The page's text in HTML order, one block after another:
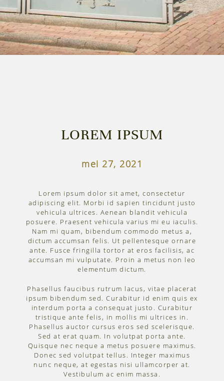
LOREM IPSUM
mei 27, 2021
Lorem ipsum dolor sit amet, consectetur
adipiscing elit. Morbi id sapien tincidunt justo
vehicula ultrices. Aenean blandit vehicula
posuere. Praesent vehicula varius mi eu iaculis.
Nam mi quam, bibendum commodo metus a,
dictum accumsan felis. Ut pellentesque ornare
ante. Fusce fringilla tortor at eros facilisis, ac
accumsan mi vulputate. Proin a metus non leo
elementum dictum.
Phasellus faucibus rutrum lacus, vitae placerat
ipsum bibendum sed. Curabitur id enim quis ex
interdum porta a consequat justo. Curabitur
tristique ante felis, in mollis mi ultrices in.
Phasellus auctor cursus eros sed scelerisque.
Sed at erat quam. In volutpat porta ante.
Quisque nec neque a metus posuere maximus.
Donec sed volutpat tellus. Integer maximus
nunc neque, at egestas nisi ullamcorper at.
Vestibulum ac enim massa.